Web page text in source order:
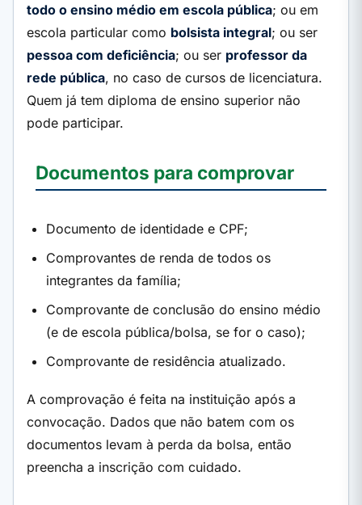
todo o ensino médio em escola pública; ou em
escola particular como bolsista integral; ou ser
pessoa com deficiência; ou ser professor da
rede pública, no caso de cursos de licenciatura.
Quem já tem diploma de ensino superior não
pode participar.
Documentos para comprovar
Documento de identidade e CPF;
Comprovantes de renda de todos os
integrantes da família;
Comprovante de conclusão do ensino médio
(e de escola pública/bolsa, se for o caso);
Comprovante de residência atualizado.
A comprovação é feita na instituição após a
convocação. Dados que não batem com os
documentos levam à perda da bolsa, então
preencha a inscrição com cuidado.